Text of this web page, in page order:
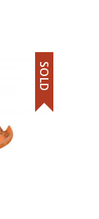
SOLD